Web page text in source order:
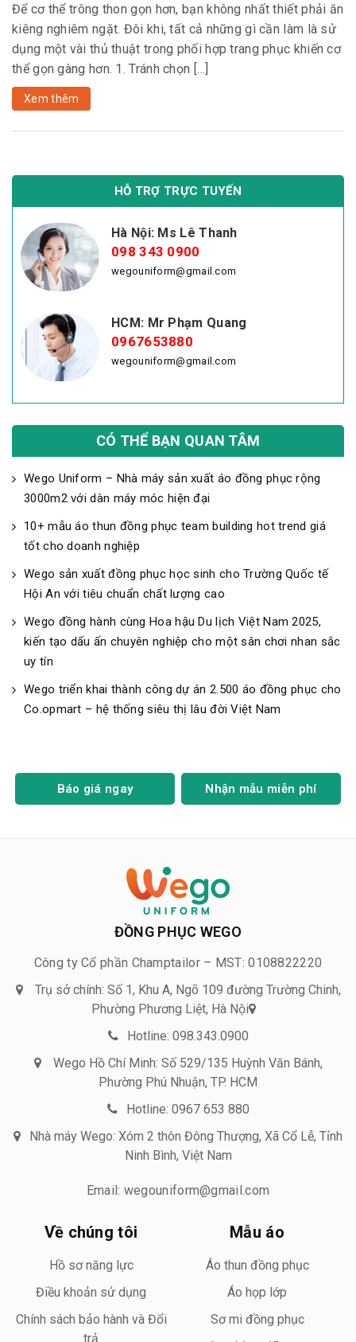
Để cơ thể trông thon gọn hơn, bạn không nhất thiết phải ăn
kiêng nghiêm ngặt. Đôi khi, tất cả những gì cần làm là sử
dụng một vài thủ thuật trong phối hợp trang phục khiến cơ
thể gọn gàng hơn. 1. Tránh chọn […]
Xem thêm
HỖ TRỢ TRỰC TUYẾN
Hà Nội: Ms Lê Thanh
098 343 0900
wegouniform@gmail.com
HCM: Mr Phạm Quang
0967653880
wegouniform@gmail.com
CÓ THỂ BẠN QUAN TÂM
Wego Uniform – Nhà máy sản xuất áo đồng phục rộng
3000m2 với dàn máy móc hiện đại
10+ mẫu áo thun đồng phục team building hot trend giá
tốt cho doanh nghiệp
Wego sản xuất đồng phục học sinh cho Trường Quốc tế
Hội An với tiêu chuẩn chất lượng cao
Wego đồng hành cùng Hoa hậu Du lịch Việt Nam 2025,
kiến tạo dấu ấn chuyên nghiệp cho một sân chơi nhan sắc
uy tín
Wego triển khai thành công dự án 2.500 áo đồng phục cho
Co.opmart – hệ thống siêu thị lâu đời Việt Nam
Báo giá ngay Nhận mẫu miễn phí
ĐỒNG PHỤC WEGO
Công ty Cổ phần Champtailor – MST: 0108822220
Trụ sở chính: Số 1, Khu A, Ngõ 109 đường Trường Chinh,
Phường Phương Liệt, Hà Nội
Hotline: 098.343.0900
Wego Hồ Chí Minh: Số 529/135 Huỳnh Văn Bánh,
Phường Phú Nhuận, TP. HCM
Hotline: 0967 653 880
Nhà máy Wego: Xóm 2 thôn Đông Thượng, Xã Cổ Lễ, Tỉnh
Ninh Bình, Việt Nam
Email: wegouniform@gmail.com
Về chúng tôi
Hồ sơ năng lực
Điều khoản sử dụng
Chính sách bảo hành và Đổi
trả
Mẫu áo
Áo thun đồng phục
Áo họp lớp
Sơ mi đồng phục